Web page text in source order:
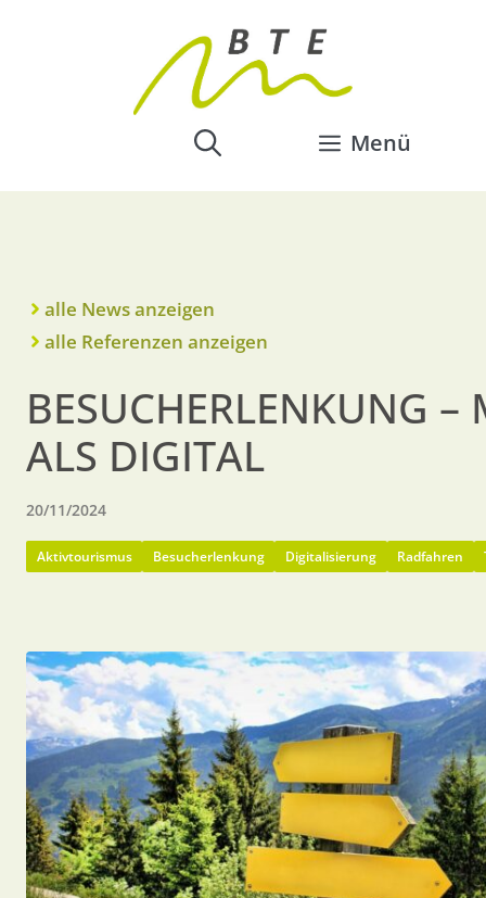
Menü
alle News anzeigen
alle Referenzen anzeigen
BESUCHERLENKUNG –
ALS DIGITAL
20/11/2024
Aktivtourismus Besucherlenkung Digitalisierung Radfahren